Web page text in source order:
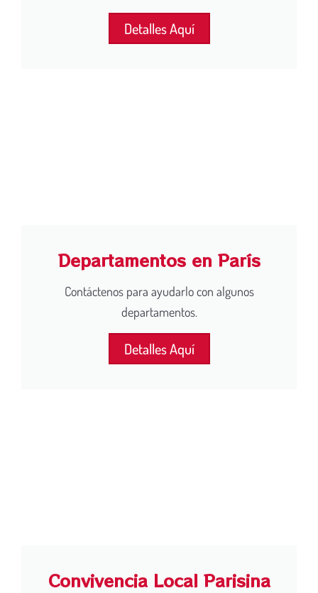
Detalles Aquí
Departamentos en París
Contáctenos para ayudarlo con algunos
departamentos.
Detalles Aquí
Convivencia Local Parisina